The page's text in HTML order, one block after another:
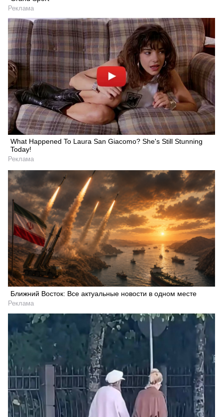
Реклама
What Happened To Laura San Giacomo? She's Still Stunning
Today!
Реклама
Ближний Восток: Все актуальные новости в одном месте
Реклама